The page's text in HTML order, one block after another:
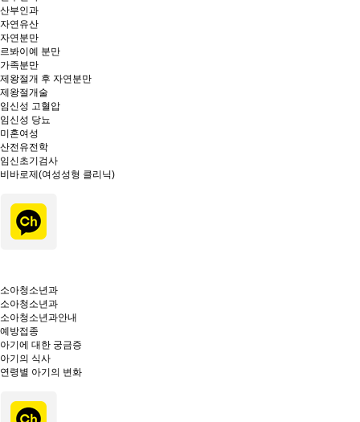
산부인과
자연유산
자연분만
르봐이예 분만
가족분만
제왕절개 후 자연분만
제왕절개술
임신성 고혈압
임신성 당뇨
미혼여성
산전유전학
임신초기검사
비바로제(여성성형 클리닉)
소아청소년과
소아청소년과
소아청소년과안내
예방접종
아기에 대한 궁금증
아기의 식사
연령별 아기의 변화